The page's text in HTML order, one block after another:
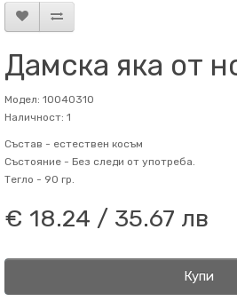
Дамска яка от
Модел: 10040310
Наличност: 1
Състав - естествен косъм
Състояние - Без следи от употреба.
Тегло - 90 гр.
€ 18.24 / 35.67 лв
Купи